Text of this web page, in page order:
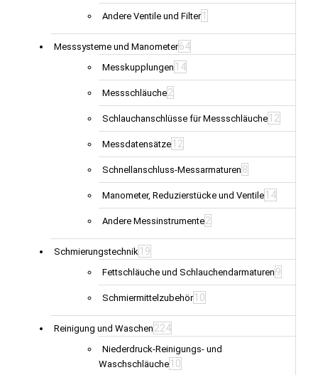
Andere Ventile und Filter 1
Messsysteme und Manometer64
Messkupplungen 14
Messschläuche2
Schlauchanschlüsse für Messschläuche 12
Messdatensätze 12
Schnellanschluss-Messarmaturen 8
Manometer, Reduzierstücke und Ventile 14
Andere Messinstrumente2
Schmierungstechnik 19
Fettschläuche und Schlauchendarmaturen 9
Schmiermittelzubehör 10
Reinigung und Waschen 224
Niederdruck-Reinigungs- und
Waschschläuche 10